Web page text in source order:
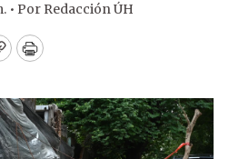
• Por Redacción ÚH
Print